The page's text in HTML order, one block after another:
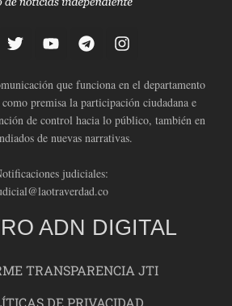
que funciona en el departamento
premisa la participación ciudadana e
de control hacia lo público, también en
de nuevas narrativas.
judiciales:
ADN DIGITAL
TRANSPARENCIA JTI
DE PRIVACIDAD